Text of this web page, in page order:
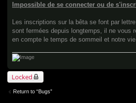
Impossible de se connecter ou de
Les inscriptions sur la bêta se font par
sont fermées depuis longtemps, il ne vous
en compte le temps de sommeil et notre vie
Locked
Return to “Bugs”